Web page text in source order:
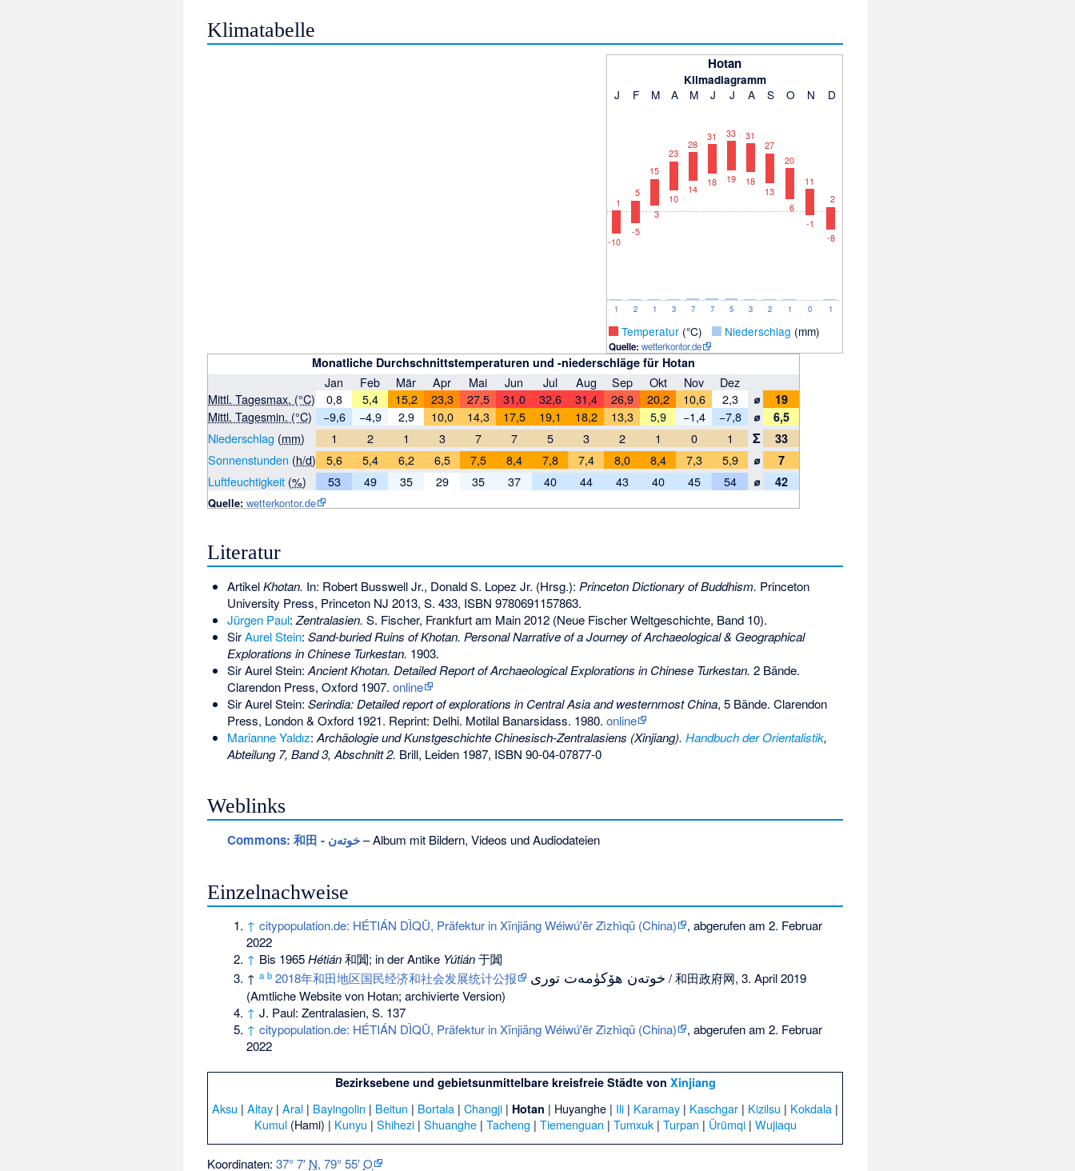
Klimatabelle
Hotan
Klimadiagramm
J F M A M J J A S O N D
1
1
-10
2
5
-5
1
15
3
3
23
10
7
28
14
7
31
18
5
33
19
3
31
18
2
27
13
1
20
6
0
11
-1
1
2
-8
_ Temperatur (°C) _ Niederschlag (mm)
Quelle: wetterkontor.de
Monatliche Durchschnittstemperaturen und -niederschläge für Hotan
Jan Feb Mär Apr Mai Jun Jul Aug Sep Okt Nov
Dez
Mittl. Tagesmax. (°C)
0,8 5,4 15,2 23,3 27,5 31,0 32,6 31,4 26,9 20,2 10,6 2,3 ⌀ 19
Mittl. Tagesmin. (°C) −9,6 −4,9 2,9 10,0 14,3 17,5 19,1 18,2 13,3 5,9 −1,4 −7,8 ⌀ 6,5
Niederschlag (mm) 1 2 1 3 7 7 5 3 2 1 0 1 Σ 33
Sonnenstunden (h/d) 5,6 5,4 6,2 6,5 7,5 8,4 7,8 7,4 8,0 8,4 7,3 5,9 ⌀ 7
Luftfeuchtigkeit (%) 53 49 35 29 35 37 40 44 43 40 45 54 ⌀ 42
Quelle: wetterkontor.de
Literatur
ArtikelKhotan. In: Robert Busswell Jr., Donald S. Lopez Jr. (Hrsg.): Princeton Dictionary of Buddhism. Princeton
University Press, Princeton NJ 2013, S. 433, ISBN 9780691157863.
Jürgen Paul: Zentralasien. S. Fischer, Frankfurt am Main 2012 (Neue Fischer Weltgeschichte, Band 10).
SirAurel Stein: Sand-buried Ruins of Khotan. Personal Narrative of a Journey of Archaeological & Geographical
Explorations in Chinese Turkestan. 1903.
Sir Aurel Stein: Ancient Khotan. Detailed Report of Archaeological Explorations in Chinese Turkestan. 2 Bände.
Clarendon Press, Oxford 1907. online
Sir Aurel Stein: Serindia: Detailed report of explorations in Central Asia and westernmost China, 5 Bände. Clarendon
Press, London & Oxford 1921. Reprint: Delhi. Motilal Banarsidass. 1980. online
Marianne Yaldız: Archäologie und Kunstgeschichte Chinesisch-Zentralasiens (Xinjiang). Handbuch der Orientalistik,
Abteilung 7, Band 3, Abschnitt 2. Brill, Leiden 1987, ISBN 90-04-07877-0
Weblinks
Commons : 和田 - خوتەن– Album mit Bildern, Videos und Audiodateien
Einzelnachweise
↑ citypopulation.de: HÉTIÁN DÌQŪ, Präfektur in Xīnjiāng Wéiwú'ĕr Zìzhìqū (China)
, abgerufen am 2. Februar
2022
↑ Bis 1965Hétián和闐; in der Antike Yútián于闐
↑ a b 2018年和田地区国民经济和社会发展统计公报 خوتەن ھۆكۈمەت تورى / 和田政府网, 3. April 2019
(Amtliche Website von Hotan; archivierte Version)
↑ J. Paul: Zentralasien, S. 137
↑ citypopulation.de: HÉTIÁN DÌQŪ, Präfektur in Xīnjiāng Wéiwú'ĕr Zìzhìqū (China)
, abgerufen am 2. Februar
2022
Bezirksebene und gebietsunmittelbare kreisfreie Städte von Xinjiang
Aksu |Altay |Aral | Bayingolin | Beitun | Bortala |Changji | Hotan | Huyanghe | Ili | Karamay | Kaschgar | Kizilsu | Kokdala |
Kumul(Hami) | Kunyu | Shihezi| Shuanghe| Tacheng | Tiemenguan | Tumxuk| Turpan | Ürümqi| Wujiaqu
Koordinaten:37° 7′ N,79° 55′O